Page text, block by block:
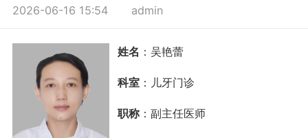
2026-06-16 15:54 admin
姓名 ：吴艳蕾
科室：儿牙门诊
职称：副主任医师